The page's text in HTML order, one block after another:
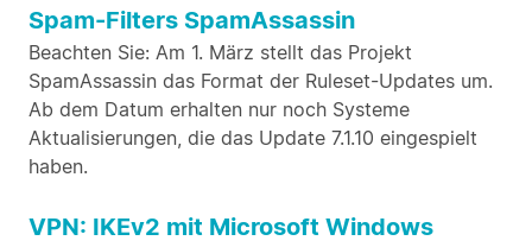
Spam-Filters SpamAssassin
Beachten Sie: Am 1. März stellt das Projekt
SpamAssassin das Format der Ruleset-Updates um.
Ab dem Datum erhalten nur noch Systeme
Aktualisierungen, die das Update 7.1.10 eingespielt
haben.
VPN: IKEv2 mit Microsoft Windows